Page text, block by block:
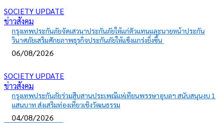
SOCIETY UPDATE
ข่าวสังคม
กรุงเทพประกันภัยจัดเสวนาประกันภัยให้แก่ตัวแทนและนายหน้าประกัน
วินาศภัยเสริมศักยภาพธุรกิจประกันภัยให้แข็งแกร่งยิ่งขึ้น
06/08/2026
SOCIETY UPDATE
ข่าวสังคม
กรุงเทพประกันภัยร่วมสืบสานประเพณีแห่เทียนพรรษาอุบลฯ สนับสนุนงบ 1
แสนบาท ส่งเสริมท่องเที่ยวเชิงวัฒนธรรม
04/08/2026